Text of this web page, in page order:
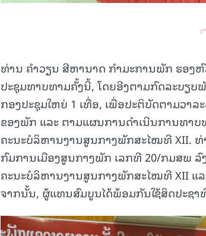
ທ່ານ ຄຳວຽນ ສີຫານາດ ກຳມະການພັກ ຮອງ
ປະຊຸມທາບທາມຄັ້ງນີ້, ໂດຍອີງຕາມກົດລະບຽບ
ກອງປະຊຸມໃຫຍ່ 1 ເທື່ອ, ເພື່ອປະຕິບັດຕາມວາ
ຂອງພັກ ແລະ ຕາມແຜນການດຳເນີນການທາ
ຄະນະບໍລິຫານງານສູນກາງພັກສະໄໝທີ XII.
ກົມການເມືອງສູນກາງພັກ ເລກທີ 20/ກມສພ ລົ
ຄະນະບໍລິຫານງານສູນກາງພັກສະໄໝທີ XII ແ
ຈາກນັ້ນ, ຜູ້ແທນສົມບູນໄດ້ພ້ອມກັນໃຊ້ສິດປະຊ